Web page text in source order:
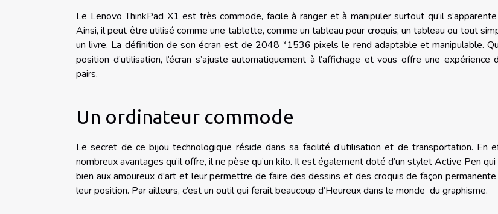
Le Lenovo ThinkPad X1 est très commode, facile à ranger et à manipuler surtout qu’il
Ainsi, il peut être utilisé comme une tablette, comme un tableau pour croquis, un tableau ou tout
un livre. La définition de son écran est de 2048 *1536 pixels le rend adaptable et manipulable.
position d’utilisation, l’écran s’ajuste automatiquement à l’affichage et vous offre une expérience
pairs.
Un ordinateur commode
Le secret de ce bijou technologique réside dans sa facilité d’utilisation et de transportation. En
nombreux avantages qu’il offre, il ne pèse qu’un kilo. Il est également doté d’un stylet Active Pen
bien aux amoureux d’art et leur permettre de faire des dessins et des croquis de façon
leur position. Par ailleurs, c’est un outil qui ferait beaucoup d’Heureux dans le monde du graphisme.